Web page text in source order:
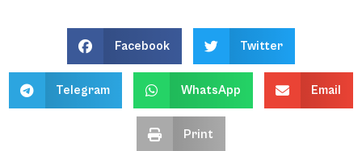
Facebook Twitter
Telegram WhatsApp Email
Print